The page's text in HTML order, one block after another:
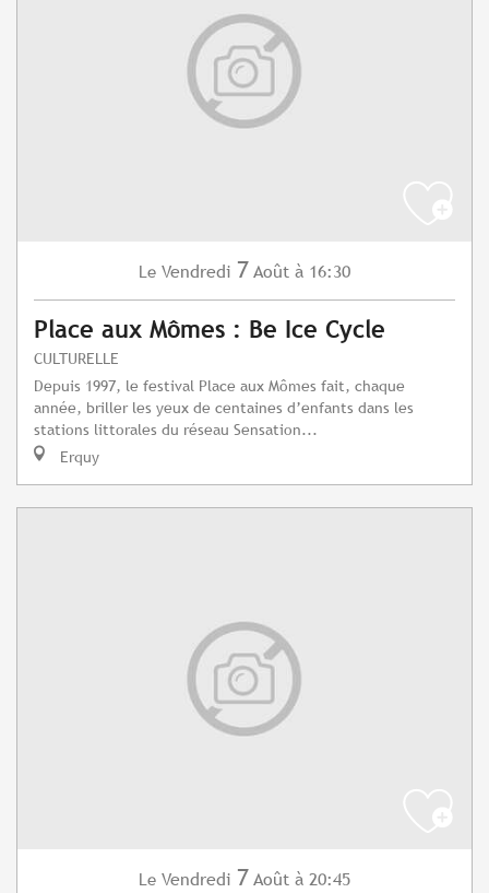
Le Vendredi 7 Août à 16:30
Place aux Mômes : Be Ice Cycle
CULTURELLE
Depuis 1997, le festival Place aux Mômes fait, chaque
année, briller les yeux de centaines d’enfants dans les
stations littorales du réseau Sensation...
Erquy
Le Vendredi 7 Août à 20:45